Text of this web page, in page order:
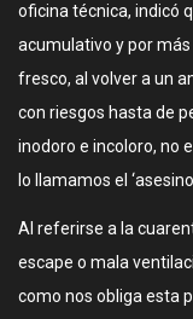
oficina técnica, indicó
acumulativo y por
fresco, al volver a un
con riesgos hasta de
inodoro e incoloro, no
lo llamamos el
Al referirse a la
escape o mala
como nos obliga esta